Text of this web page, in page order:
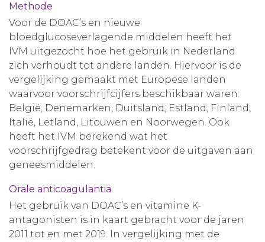
Methode
Voor de DOAC’s en nieuwe
bloedglucoseverlagende middelen heeft het
IVM uitgezocht hoe het gebruik in Nederland
zich verhoudt tot andere landen. Hiervoor is de
vergelijking gemaakt met Europese landen
waarvoor voorschrijfcijfers beschikbaar waren:
België, Denemarken, Duitsland, Estland, Finland,
Italië, Letland, Litouwen en Noorwegen. Ook
heeft het IVM berekend wat het
voorschrijfgedrag betekent voor de uitgaven aan
geneesmiddelen.
Orale anticoagulantia
Het gebruik van DOAC’s en vitamine K-
antagonisten is in kaart gebracht voor de jaren
2011 tot en met 2019. In vergelijking met de